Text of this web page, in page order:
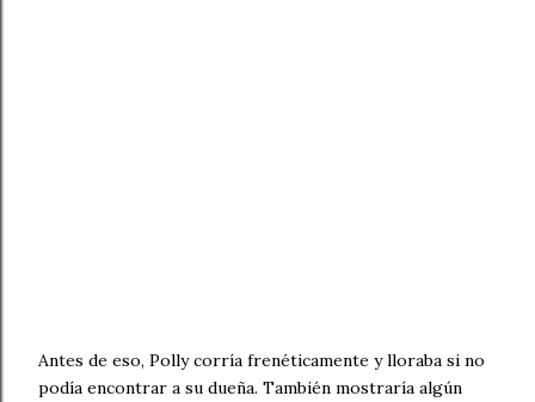
Antes de eso, Polly corría frenéticamente y lloraba si no
podía encontrar a su dueña. También mostraría algún